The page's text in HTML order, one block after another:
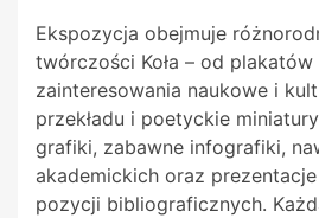
Ekspozycja obejmuje
twórczości Koła – od
zainteresowania naukowe i
przekładu i poetyckie
grafiki, zabawne infografiki,
akademickich oraz
pozycji bibliograficznych.